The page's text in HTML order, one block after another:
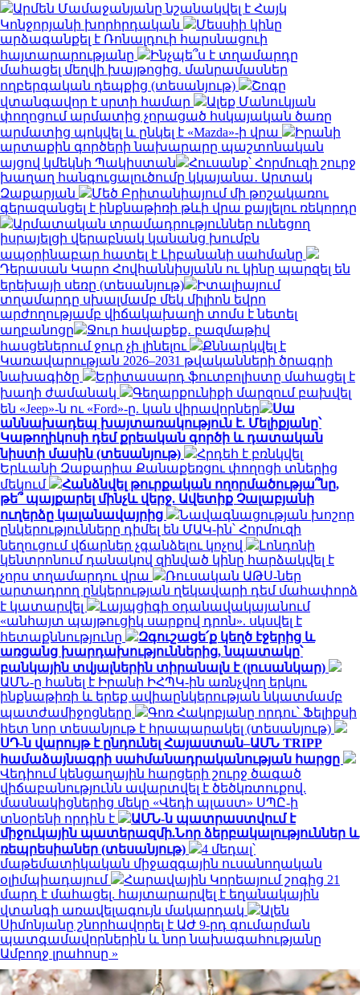
Արմեն Մամաջանյանը նշանակվել է Հայկ
Կոնջորյանի խորհրդական
Մեսսիի կինը
արձագանքել է Ռոնալդուի հարսնացուի
հայտարարությանը
Ինչպե՞ս է տղամարդը
մահացել մեղվի խայթոցից. մանրամասներ
ողբերգական դեպքից (տեսանյութ)
Շոգը
վտանգավոր է սրտի համար
Ալեք Մանուկյան
փողոցում արմատից չորացած հսկայական ծառը
արմատից պոկվել և ընկել է «Mazda»-ի վրա
Իրանի
արտաքին գործերի նախարարը պաշտոնական
այցով կմեկնի Պակիստան
Հուսանք՝ Հորմուզի շուրջ
խաղաղ հանգուցալուծումը կկայանա․ Արտակ
Զաքարյան
Մեծ Բրիտանիայում մի թոշակառու
գերազանցել է ինքնաթիռի թևի վրա քայլելու ռեկորդը
Արմատական տրամադրություններ ունեցող
իսրայելցի վերաբնակ կանանց խումբն
ապօրինաբար հատել է Լիբանանի սահմանը
Դերասան Կարո Հովհաննիսյանն ու կինը պարզել են
երեխայի սեռը (տեսանյութ)
Իտալիայում
տղամարդը սխալմամբ մեկ միլիոն եվրո
արժողությամբ վիճակախաղի տոմս է նետել
աղբանոցը
Ջուր հավաքեք․ բազմաթիվ
հասցեներում ջուր չի լինելու
Քննարկվել է
Կառավարության 2026–2031 թվականների ծրագրի
նախագիծը
Երիտասարդ ֆուտբոլիստը մահացել է
խաղի ժամանակ
Գեղարքունիքի մարզում բախվել
են «Jeep»-ն ու «Ford»-ը. կան վիրավորներ
Սա
աննախադեպ խայտառակություն է. Մելիքյանը՝
Կաթողիկոսի դեմ քրեական գործի և դատական
նիստի մասին (տեսանյութ)
Հրդեհ է բռնկվել
Երևանի Զաքարիա Քանաքեռցու փողոցի տներից
մեկում
Հանձնվել թուրքական ողորմածությա՞նը,
թե՞ պայքարել մինչև վերջ. Ավետիք Չալաբյանի
ուղերձը կալանավայրից
Նավագնացության խոշոր
ընկերությունները դիմել են ՄԱԿ-ին՝ Հորմուզի
նեղուցում վճարներ չգանձելու կոչով
Լոնդոնի
կենտրոնում դանակով զինված կինը հարձակվել է
չորս տղամարդու վրա
Ռուսական ԱԹՍ-ներ
արտադրող ընկերության ղեկավարի դեմ մահափորձ
է կատարվել
Լայպցիգի օդանավակայանում
«անհայտ պայթուցիկ սարքով դրոն». սկսվել է
հետաքննությունը
Զգուշացե՛ք կեղծ էջերից և
առցանց խարդախություններից, նպատակը՝
բանկային տվյալներին տիրանալն է (լուսանկար)
ԱՄՆ-ը հանել է Իրանի ԻՀՊԿ-ին առնչվող երկու
ինքնաթիռի և երեք ավիաընկերության նկատմամբ
պատժամիջոցները
Գոռ Հակոբյանը որդու՝ Ֆելիքսի
հետ նոր տեսանյութ է հրապարակել (տեսանյութ)
ՍԴ-ն վարույթ է ընդունել Հայաստան–ԱՄՆ TRIPP
համաձայնագրի սահմանադրականության հարցը
Վեդիում կենցաղային հարցերի շուրջ ծագած
վիճաբանությունն ավարտվել է ծեծկռտուքով.
մասնակիցներից մեկը «Վեդի պլաստ» ՍՊԸ-ի
տնօրենի որդին է
ԱՄՆ-ն պատրաստվում է
միջուկային պատերազմի.Նոր ձերբակալություններ և
ռեպրեսիաներ (տեսանյութ)
4 մեդալ՝
մաթեմատիկական միջազգային ուսանողական
օլիմպիադայում
Հարավային Կորեայում շոգից 21
մարդ է մահացել. հայտարարվել է եղանակային
վտանգի առավելագույն մակարդակ
Ալեն
Սիմոնյանը շնորհավորել է ԱԺ 9-րդ գումարման
պատգամավորներին և նոր նախագահությանը
Ամբողջ լրահոսը »